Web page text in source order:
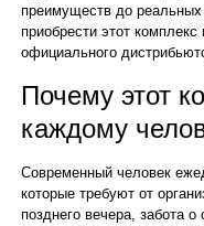
преимуществ до
приобрести этот
официального
Почему этот
каждому
Современный человек
которые требуют от
позднего вечера, забота